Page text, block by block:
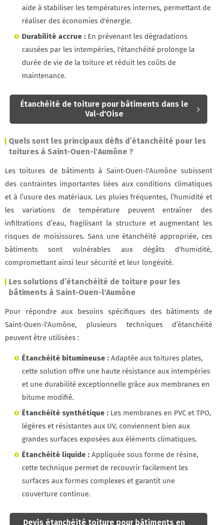
aide à stabiliser les températures internes, permettant de
réaliser des économies d'énergie.
Durabilité accrue : En prévenant les dégradations
causées par les intempéries, l'étanchéité prolonge la
durée de vie de la toiture et réduit les coûts de
maintenance.
Étanchéité de toiture pour bâtiments dans le
Val-d'Oise
Quels sont les principaux défis d’étanchéité pour les
toitures à Saint-Ouen-l'Aumône ?
Les toitures de bâtiments à Saint-Ouen-l'Aumône subissent
des contraintes importantes liées aux conditions climatiques
et à l’usure des matériaux. Les pluies fréquentes, l’humidité et
les variations de température peuvent entraîner des
infiltrations d’eau, fragilisant la structure et augmentant les
risques de moisissures. Sans une étanchéité appropriée, ces
bâtiments sont vulnérables aux dégâts d'humidité,
compromettant ainsi leur sécurité et leur longévité.
Les solutions d’étanchéité de toiture pour les
bâtiments à Saint-Ouen-l'Aumône
Pour répondre aux besoins spécifiques des bâtiments de
Saint-Ouen-l'Aumône, plusieurs techniques d’étanchéité
peuvent être utilisées :
Étanchéité bitumineuse : Adaptée aux toitures plates,
cette solution offre une haute résistance aux intempéries
et une durabilité exceptionnelle grâce aux membranes en
bitume modifié.
Étanchéité synthétique : Les membranes en PVC et TPO,
légères et résistantes aux UV, conviennent bien aux
grandes surfaces exposées aux éléments climatiques.
Étanchéité liquide : Appliquée sous forme de résine,
cette technique permet de recouvrir facilement les
surfaces aux formes complexes et garantit une
couverture continue.
Devis étanchéité toiture pour bâtiments en